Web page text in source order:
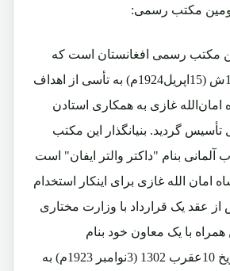
مکتب رسمی:
مکتب رسمی افغانستان است که
بتاریخ 26 حمل 1303ش (15اپریل1924م) به تأسی از اهداف
امان‌الله غازی به همکاری استادن
گردید. بنیانگذار این مکتب
آلمانی بنام "داکتر والتر ایفان" است
امان الله غازی برای اینکار استخدام
عقد یک قرارداد با وزارت مختاری
همراه با یک معاون خود بنام
"مارکوفسکی" بتاریخ 10عقرب 1302 (3نوامبر 1923م) به